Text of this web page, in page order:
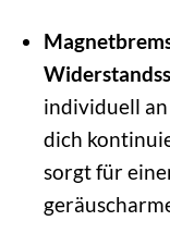
individuell
dich
sorgt für